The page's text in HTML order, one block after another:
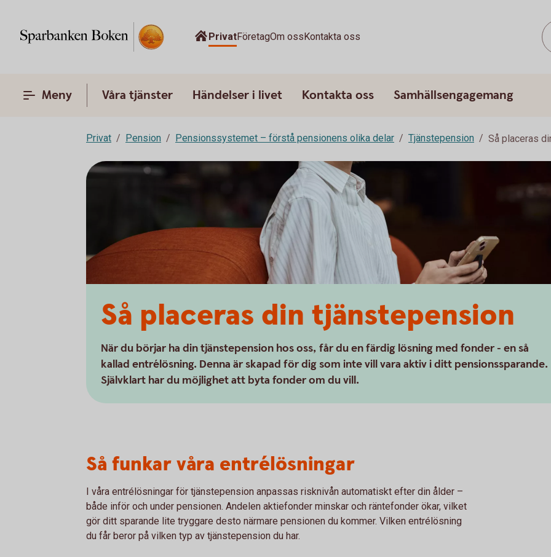
PrivatFöretagOm ossKontakta oss
Meny Våra tjänster Händelser i livet Kontakta oss Samhällsengagemang
Privat Pension Pensionssystemet – förstå pensionens olika delar Tjänstepension Så placeras
Så placeras din tjänstepension
När du börjar ha din tjänstepension hos oss, får du en färdig lösning med fonder - en så
kallad entrélösning. Denna är skapad för dig som inte vill vara aktiv i ditt pensionssparande.
Självklart har du möjlighet att byta fonder om du vill.
Så funkar våra entrélösningar
I våra entrélösningar för tjänstepension anpassas risknivån automatiskt efter din ålder –
både inför och under pensionen. Andelen aktiefonder minskar och räntefonder ökar, vilket
gör ditt sparande lite tryggare desto närmare pensionen du kommer. Vilken entrélösning
du får beror på vilken typ av tjänstepension du har.